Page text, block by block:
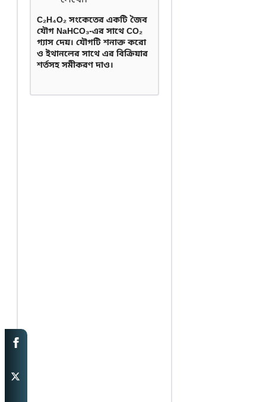
C₂H₄O₂ সংকেতের একটি জৈব
যৌগ NaHCO₃-এর সাথে CO₂
গ্যাস দেয়। যৌগটি শনাক্ত করো
ও ইথানলের সাথে এর বিক্রিয়ার
শর্তসহ সমীকরণ দাও।